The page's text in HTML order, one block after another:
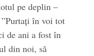
pe deplin –
în voi tot
de ani a fost în
din noi, să